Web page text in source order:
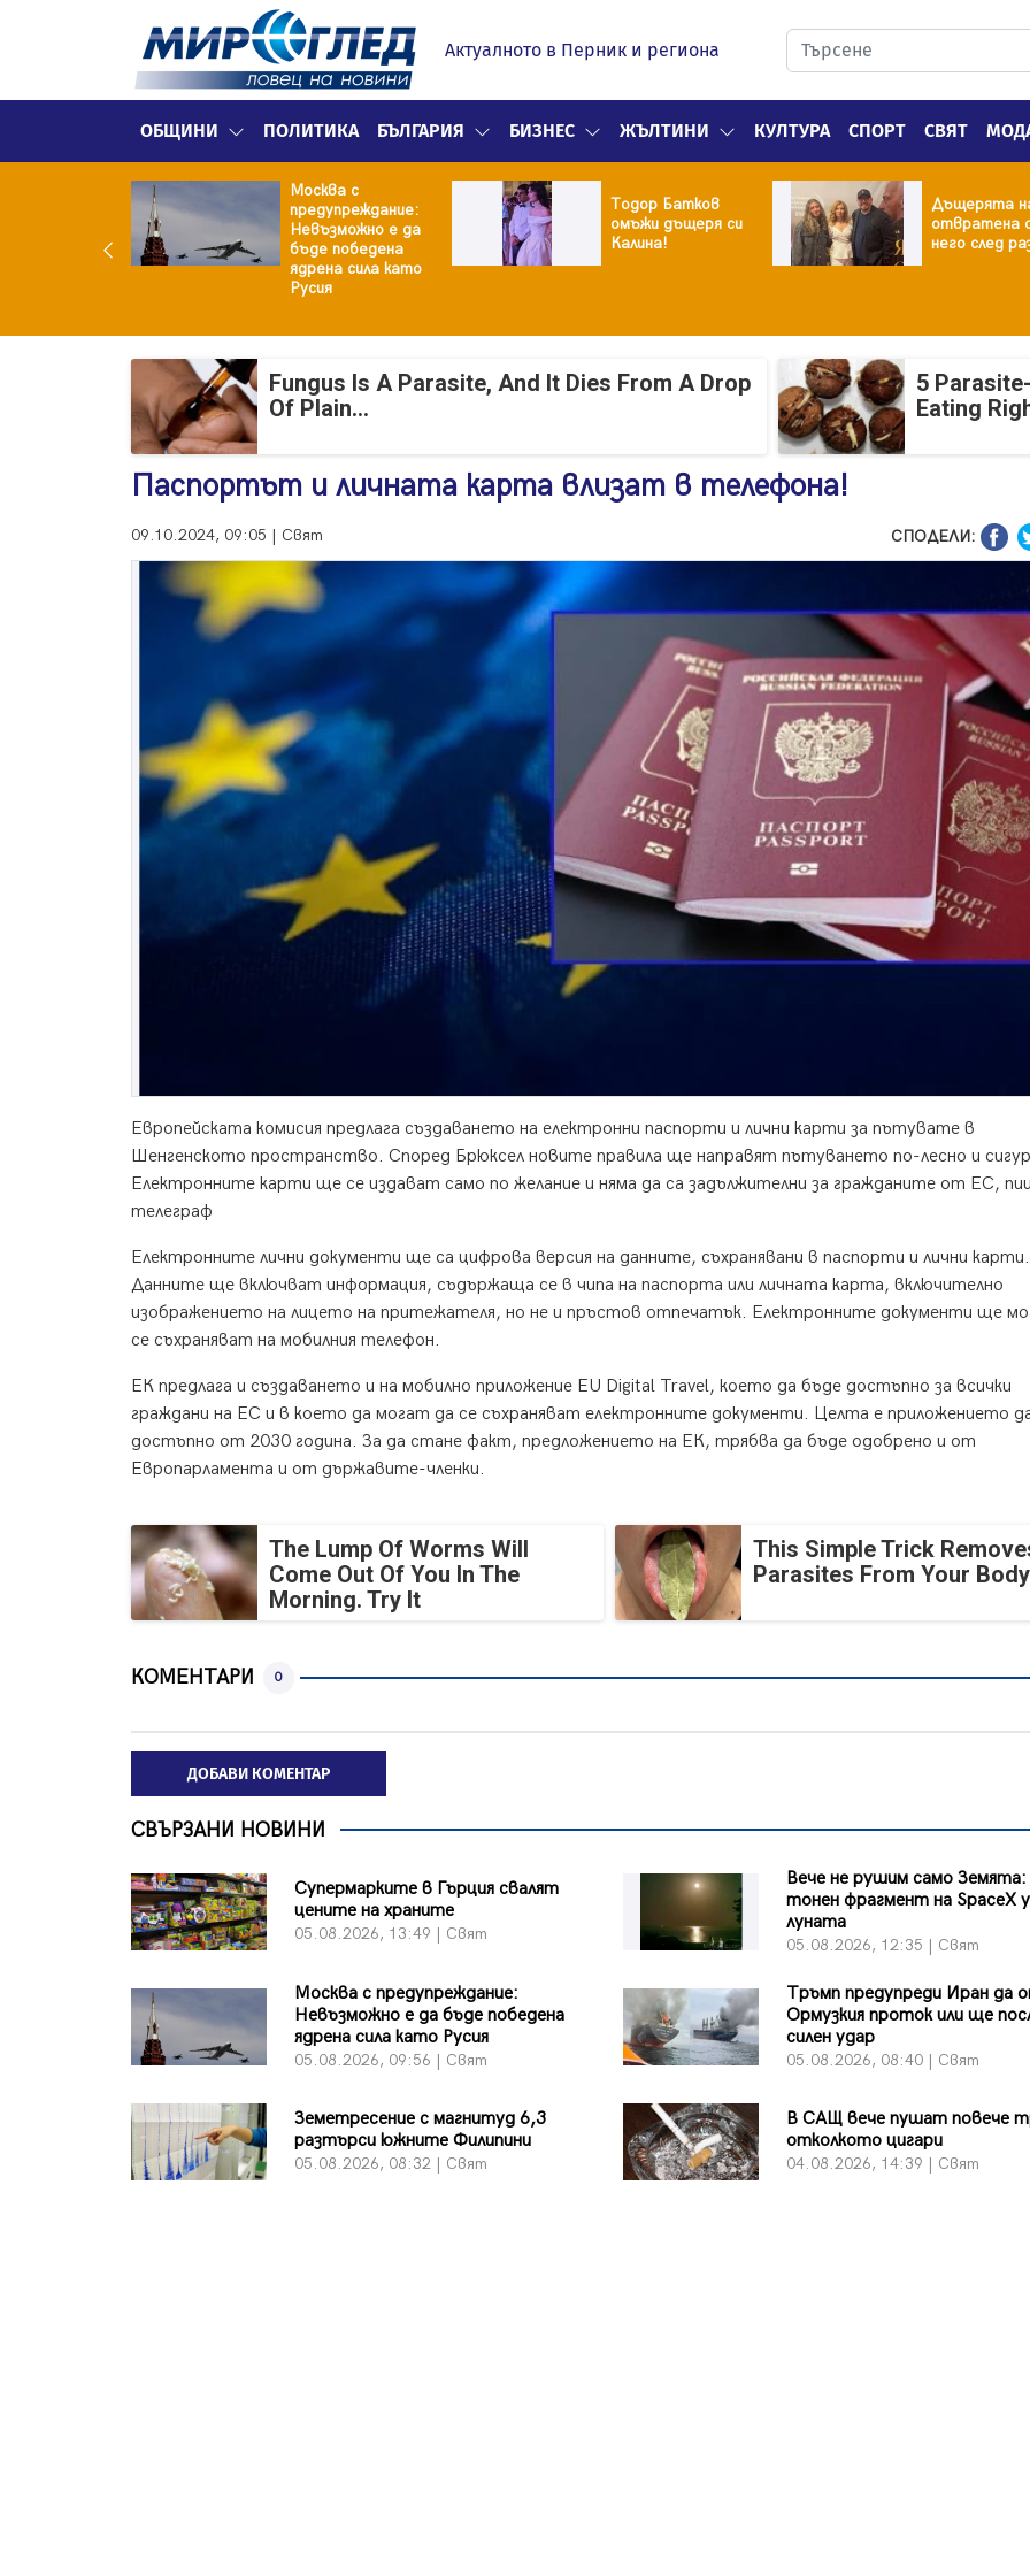
Актуалното в Перник и региона
ОБЩИНИ ПОЛИТИКА БЪЛГАРИЯ БИЗНЕС ЖЪЛТИНИ КУЛТУРА СПОРТ СВЯТ
Москва с
предупреждание:
Невъзможно е да
бъде победена
ядрена сила като
Русия
Тодор Батков
омъжи дъщеря си
Калина!
Дъщерята
отвратена
него след
Fungus Is A Parasite, And It Dies From A Drop
Of Plain...
5
Eating
Паспортът и личната карта влизат в телефона!
09.10.2024, 09:05 | Свят СПОДЕЛИ:
Европейската комисия предлага създаването на електронни паспорти и лични карти за пътувате в
Шенгенското пространство. Според Брюксел новите правила ще направят пътуването по-лесно и
Електронните карти ще се издават само по желание и няма да са задължителни за гражданите от ЕС,
телеграф
Електронните лични документи ще са цифрова версия на данните, съхранявани в паспорти и лични карти.
Данните ще включват информация, съдържаща се в чипа на паспорта или личната карта, включително
изображението на лицето на притежателя, но не и пръстов отпечатък. Електронните документи ще
се съхраняват на мобилния телефон.
ЕК предлага и създаването и на мобилно приложение EU Digital Travel, което да бъде достъпно за всички
граждани на ЕС и в което да могат да се съхраняват електронните документи. Целта е приложението
достъпно от 2030 година. За да стане факт, предложението на ЕК, трябва да бъде одобрено и от
Европарламента и от държавите-членки.
The Lump Of Worms Will
Come Out Of You In The
Morning. Try It
This Simple Trick
Parasites From Your
КОМЕНТАРИ 0
ДОБАВИ КОМЕНТАР
СВЪРЗАНИ НОВИНИ
Супермарките в Гърция свалят
цените на храните
05.08.2026, 13:49 | Свят
Вече не рушим само
тонен фрагмент на SpaceX
луната
05.08.2026, 12:35 | Свят
Москва с предупреждание:
Невъзможно е да бъде победена
ядрена сила като Русия
05.08.2026, 09:56 | Свят
Тръмп предупреди Иран да
Ормузкия проток или ще
силен удар
05.08.2026, 08:40 | Свят
Земетресение с магнитуд 6,3
разтърси южните Филипини
05.08.2026, 08:32 | Свят
В САЩ вече пушат повече
отколкото цигари
04.08.2026, 14:39 | Свят